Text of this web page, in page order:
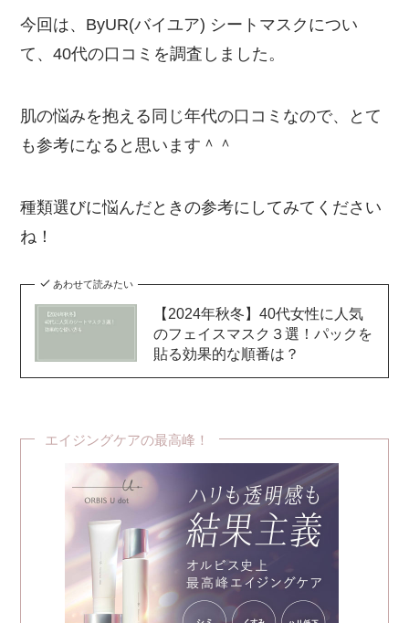
今回は、ByUR(バイユア) シートマスクについ
て、40代の口コミを調査しました。
肌の悩みを抱える同じ年代の口コミなので、とて
も参考になると思います＾＾
種類選びに悩んだときの参考にしてみてください
ね！
あわせて読みたい
【2024年秋冬】40代女性に人気
のフェイスマスク３選！パックを
貼る効果的な順番は？
エイジングケアの最高峰！